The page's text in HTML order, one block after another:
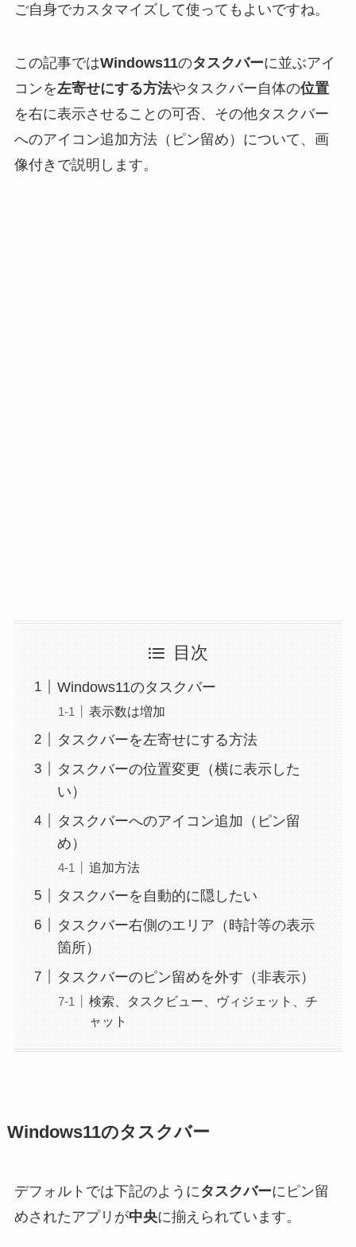
ご自身でカスタマイズして使ってもよいですね。
この記事ではWindows11のタスクバーに並ぶアイ
コンを左寄せにする方法やタスクバー自体の位置
を右に表示させることの可否、その他タスクバー
へのアイコン追加方法（ピン留め）について、画
像付きで説明します。
目次
Windows11のタスクバー
表示数は増加
タスクバーを左寄せにする方法
タスクバーの位置変更（横に表示した
い）
タスクバーへのアイコン追加（ピン留
め）
追加方法
タスクバーを自動的に隠したい
タスクバー右側のエリア（時計等の表示
箇所）
タスクバーのピン留めを外す（非表示）
検索、タスクビュー、ヴィジェット、チ
ャット
Windows11のタスクバー
デフォルトでは下記のようにタスクバーにピン留
めされたアプリが中央に揃えられています。